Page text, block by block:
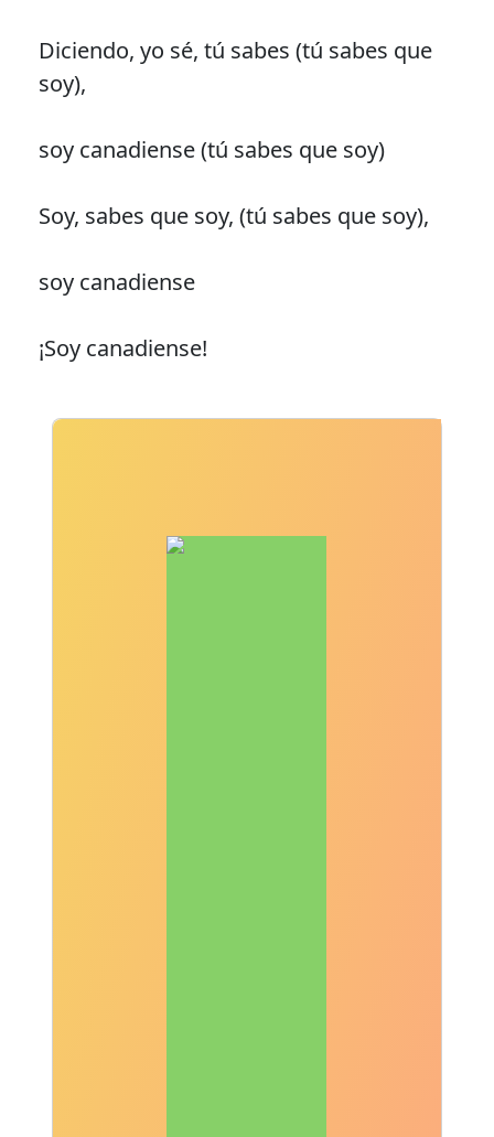
Diciendo, yo sé, tú sabes (tú sabes que
soy),
soy canadiense (tú sabes que soy)
Soy, sabes que soy, (tú sabes que soy),
soy canadiense
¡Soy canadiense!